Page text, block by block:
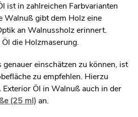
ist in zahlreichen Farbvarianten
Walnuß gibt dem Holz eine
an Walnussholz erinnert.
die Holzmaserung.
genauer einschätzen zu können, ist
zu empfehlen. Hierzu
Öl in Walnuß auch in der
(25 ml) an.